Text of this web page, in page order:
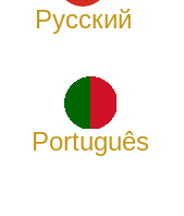
Русский
Português